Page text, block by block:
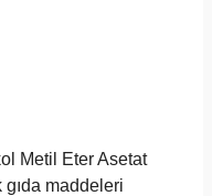
Metil Eter Asetat
gıda maddeleri